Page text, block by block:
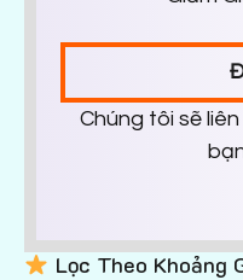
Chúng tôi sẽ
Lọc Theo Khoảng